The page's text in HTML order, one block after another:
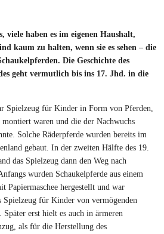
viele haben es im eigenen Haushalt,
kaum zu halten, wenn sie es sehen – die
Die Geschichte des
geht vermutlich bis ins 17. Jhd. in die
Spielzeug für Kinder in Form von Pferden,
montiert waren und die der Nachwuchs
Solche Räderpferde wurden bereits im
gebaut. In der zweiten Hälfte des 19.
das Spielzeug dann den Weg nach
wurden Schaukelpferde aus einem
Papiermaschee hergestellt und war
Spielzeug für Kinder von vermögenden
Später erst hielt es auch in ärmeren
als für die Herstellung des